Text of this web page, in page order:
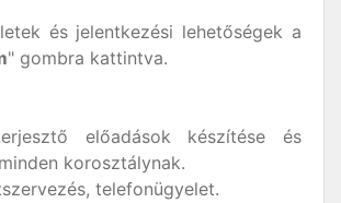
és jelentkezési lehetőségek a
" gombra kattintva.
előadások készítése és
korosztálynak.
telefonügyelet.